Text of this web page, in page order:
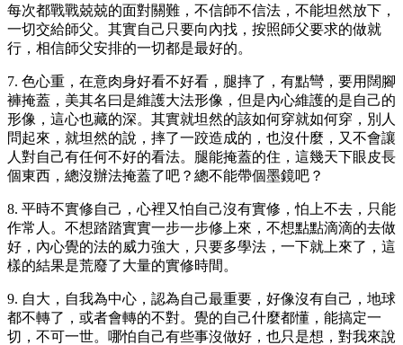
每次都戰戰兢兢的面對關難，不信師不信法，不能坦然放下，
一切交給師父。其實自己只要向內找，按照師父要求的做就
行，相信師父安排的一切都是最好的。
7. 色心重，在意肉身好看不好看，腿摔了，有點彎，要用闊腳
褲掩蓋，美其名曰是維護大法形像，但是內心維護的是自己的
形像，這心也藏的深。其實就坦然的該如何穿就如何穿，別人
問起來，就坦然的說，摔了一跤造成的，也沒什麼，又不會讓
人對自己有任何不好的看法。腿能掩蓋的住，這幾天下眼皮長
個東西，總沒辦法掩蓋了吧？總不能帶個墨鏡吧？
8. 平時不實修自己，心裡又怕自己沒有實修，怕上不去，只能
作常人。不想踏踏實實一步一步修上來，不想點點滴滴的去做
好，內心覺的法的威力強大，只要多學法，一下就上來了，這
樣的結果是荒廢了大量的實修時間。
9. 自大，自我為中心，認為自己最重要，好像沒有自己，地球
都不轉了，或者會轉的不對。覺的自己什麼都懂，能搞定一
切，不可一世。哪怕自己有些事沒做好，也只是想，對我來說